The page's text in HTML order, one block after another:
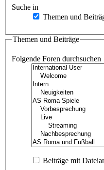
Suche in
Themen und
Themen und Beiträge
Folgende Foren durchsuchen
Beiträge mit